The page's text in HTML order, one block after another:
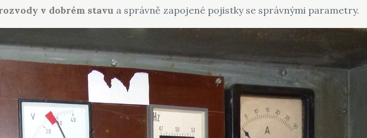
v dobrém stavu a správně zapojené pojistky se správnými parametry.